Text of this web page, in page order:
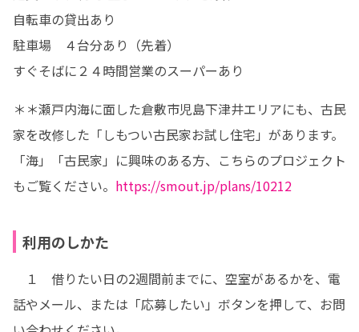
自転車の貸出あり
駐車場　４台分あり（先着）
すぐそばに２４時間営業のスーパーあり
＊＊瀬戸内海に面した倉敷市児島下津井エリアにも、古民
家を改修した「しもつい古民家お試し住宅」があります。
「海」「古民家」に興味のある方、こちらのプロジェクト
もご覧ください。 https://smout.jp/plans/10212
利用のしかた
１　借りたい日の2週間前までに、空室があるかを、電
話やメール、または「応募したい」ボタンを押して、お問